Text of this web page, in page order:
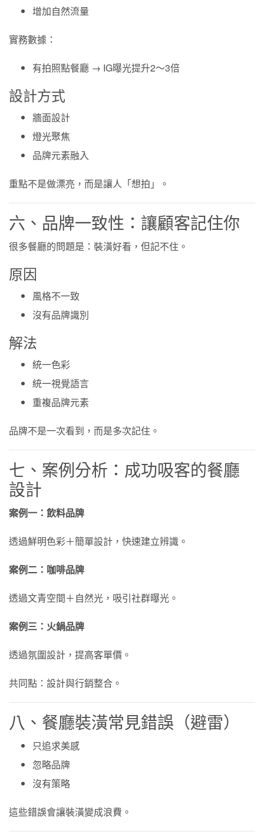
增加自然流量
實務數據：
有拍照點餐廳 → IG曝光提升2～3倍
設計方式
牆面設計
燈光聚焦
品牌元素融入
重點不是做漂亮，而是讓人「想拍」。
六、品牌一致性：讓顧客記住你
很多餐廳的問題是：裝潢好看，但記不住。
原因
風格不一致
沒有品牌識別
解法
統一色彩
統一視覺語言
重複品牌元素
品牌不是一次看到，而是多次記住。
七、案例分析：成功吸客的餐廳
設計
案例一：飲料品牌
透過鮮明色彩＋簡單設計，快速建立辨識。
案例二：咖啡品牌
透過文青空間＋自然光，吸引社群曝光。
案例三：火鍋品牌
透過氛圍設計，提高客單價。
共同點：設計與行銷整合。
八、餐廳裝潢常見錯誤（避雷）
只追求美感
忽略品牌
沒有策略
這些錯誤會讓裝潢變成浪費。